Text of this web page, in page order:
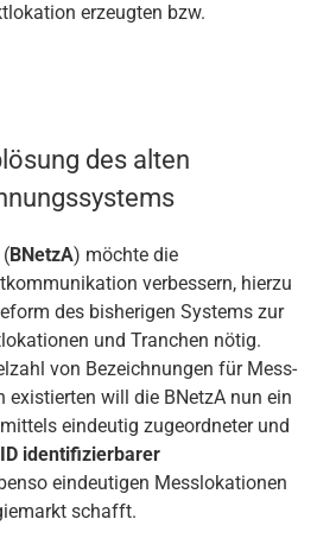
erzeugten bzw.
des alten
BNetzA) möchte die
verbessern, hierzu
des bisherigen Systems zur
und Tranchen nötig.
von Bezeichnungen für Mess-
existierten will die BNetzA nun ein
eindeutig zugeordneter und
identifizierbarer
eindeutigen Messlokationen
schafft.